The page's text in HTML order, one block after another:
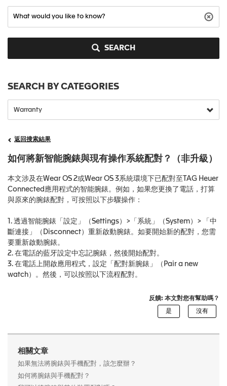
SEARCH
SEARCH BY CATEGORIES
返回搜索結果
如何將新智能腕錶與現有操作系統配對？（非升級）
本文涉及在Wear OS 2或Wear OS 3系統環境下已配對至TAG Heuer
Connected應用程式的智能腕錶。例如，如果您更換了電話，打算
與原來的腕錶配對，可按照以下步驟操作：
1. 透過智能腕錶「設定」（Settings）>「系統」（System）> 「中
斷連接」（Disconnect）重新啟動腕錶。如要開始新的配對，您需
要重新啟動腕錶。
2. 在電話的藍牙設定中忘記腕錶，然後開始配對。
3. 在電話上開啟應用程式，設定「配對新腕錶」（Pair a new
watch）。然後，可以按照以下流程配對。
反饋: 本文對您有幫助嗎？
相關文章
如果無法將腕錶與手機配對，該怎麼辦？
如何將腕錶與手機配對？